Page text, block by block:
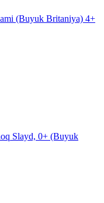
(Buyuk Britaniya) 4+
Slayd, 0+ (Buyuk